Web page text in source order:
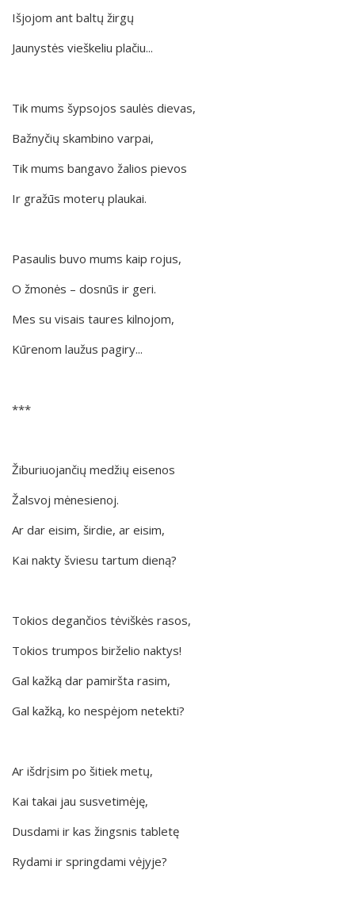
Išjojom ant baltų žirgų
Jaunystės vieškeliu plačiu...
Tik mums šypsojos saulės dievas,
Bažnyčių skambino varpai,
Tik mums bangavo žalios pievos
Ir gražūs moterų plaukai.
Pasaulis buvo mums kaip rojus,
O žmonės – dosnūs ir geri.
Mes su visais taures kilnojom,
Kūrenom laužus pagiry...
***
Žiburiuojančių medžių eisenos
Žalsvoj mėnesienoj.
Ar dar eisim, širdie, ar eisim,
Kai nakty šviesu tartum dieną?
Tokios degančios tėviškės rasos,
Tokios trumpos birželio naktys!
Gal kažką dar pamiršta rasim,
Gal kažką, ko nespėjom netekti?
Ar išdrįsim po šitiek metų,
Kai takai jau susvetimėję,
Dusdami ir kas žingsnis tabletę
Rydami ir springdami vėjyje?